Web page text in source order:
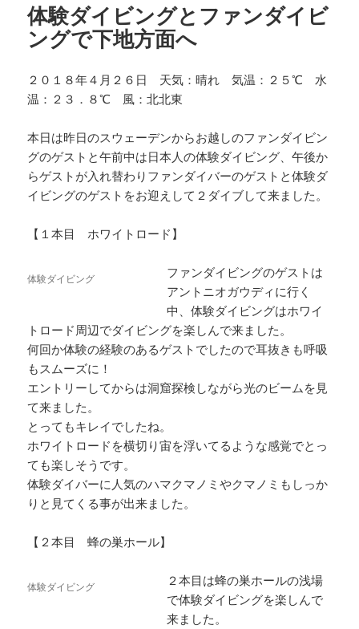
体験ダイビングとファンダイビ
ングで下地方面へ
２０１８年４月２６日 天気：晴れ 気温：２５℃ 水
温：２３．８℃ 風：北北東
本日は昨日のスウェーデンからお越しのファンダイビン
グのゲストと午前中は日本人の体験ダイビング、午後か
らゲストが入れ替わりファンダイバーのゲストと体験ダ
イビングのゲストをお迎えして２ダイブして来ました。
【１本目 ホワイトロード】
体験ダイビング
ファンダイビングのゲストは
アントニオガウディに行く
中、体験ダイビングはホワイ
トロード周辺でダイビングを楽しんで来ました。
何回か体験の経験のあるゲストでしたので耳抜きも呼吸
もスムーズに！
エントリーしてからは洞窟探検しながら光のビームを見
て来ました。
とってもキレイでしたね。
ホワイトロードを横切り宙を浮いてるような感覚でとっ
ても楽しそうです。
体験ダイバーに人気のハマクマノミやクマノミもしっか
りと見てくる事が出来ました。
【２本目 蜂の巣ホール】
体験ダイビング
２本目は蜂の巣ホールの浅場
で体験ダイビングを楽しんで
来ました。